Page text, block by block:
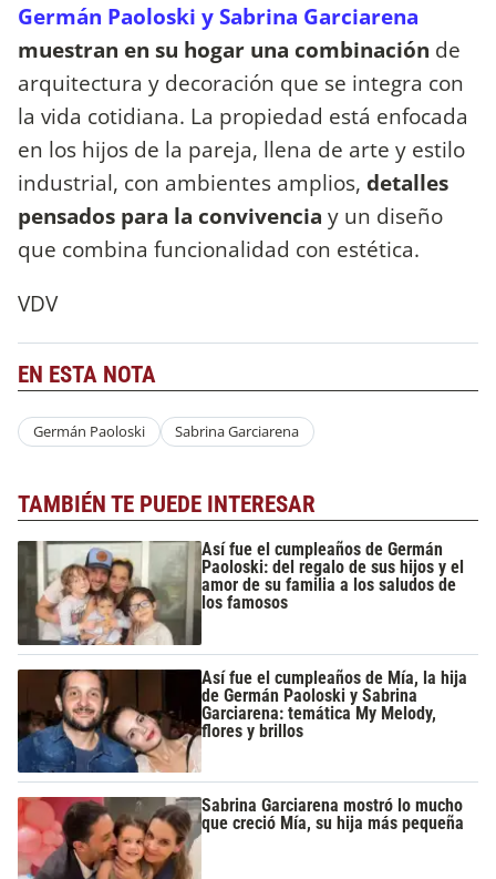
Germán Paoloski y Sabrina Garciarena
muestran en su hogar una combinación de
arquitectura y decoración que se integra con
la vida cotidiana. La propiedad está enfocada
en los hijos de la pareja, llena de arte y estilo
industrial, con ambientes amplios, detalles
pensados para la convivencia y un diseño
que combina funcionalidad con estética.
VDV
EN ESTA NOTA
Germán Paoloski Sabrina Garciarena
TAMBIÉN TE PUEDE INTERESAR
Así fue el cumpleaños de Germán
Paoloski: del regalo de sus hijos y el
amor de su familia a los saludos de
los famosos
Así fue el cumpleaños de Mía, la hija
de Germán Paoloski y Sabrina
Garciarena: temática My Melody,
flores y brillos
Sabrina Garciarena mostró lo mucho
que creció Mía, su hija más pequeña